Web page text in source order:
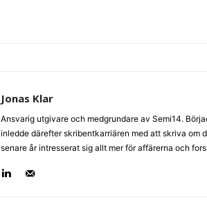
Jonas Klar
Ansvarig utgivare och medgrundare av Semi14.
inledde därefter skribentkarriären med att skriva om
senare år intresserat sig allt mer för affärerna och